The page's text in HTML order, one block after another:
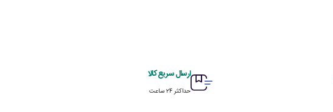
ارسال سریع کالا
حداکثر ۲۴ ساعت